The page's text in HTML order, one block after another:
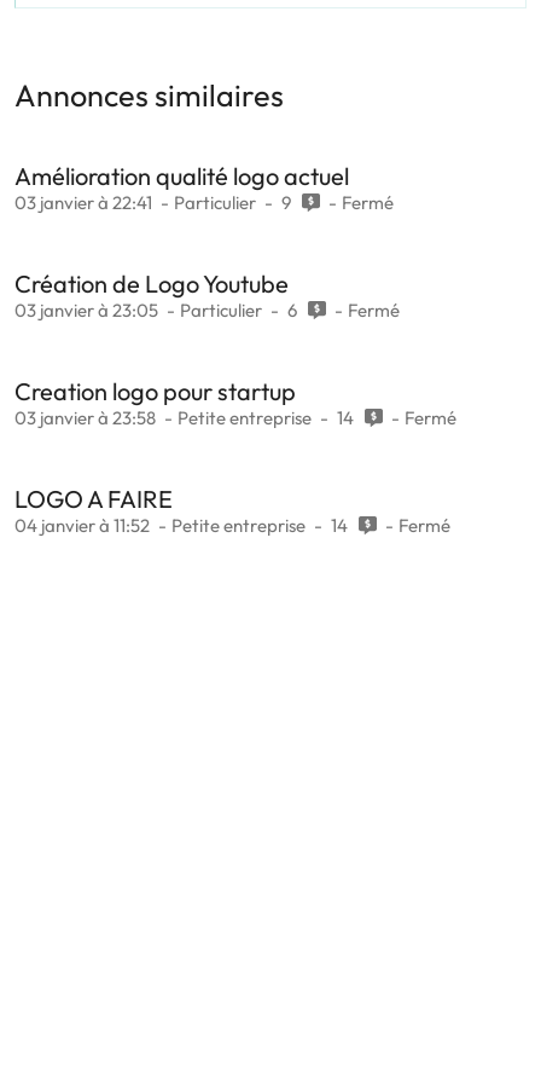
Annonces similaires
Amélioration qualité logo actuel
03 janvier à 22:41 Particulier 9 Fermé
Création de Logo Youtube
03 janvier à 23:05 Particulier 6 Fermé
Creation logo pour startup
03 janvier à 23:58 Petite entreprise 14 Fermé
LOGO A FAIRE
04 janvier à 11:52 Petite entreprise 14 Fermé